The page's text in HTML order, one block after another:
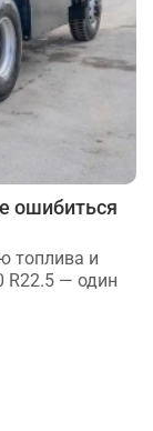
ошибиться
топлива и
— один